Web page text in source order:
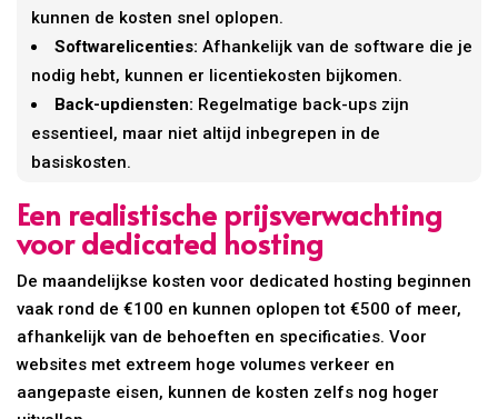
kunnen de kosten snel oplopen.
Softwarelicenties: Afhankelijk van de software die je
nodig hebt, kunnen er licentiekosten bijkomen.
Back-updiensten: Regelmatige back-ups zijn
essentieel, maar niet altijd inbegrepen in de
basiskosten.
Een realistische prijsverwachting
voor dedicated hosting
De maandelijkse kosten voor dedicated hosting beginnen
vaak rond de €100 en kunnen oplopen tot €500 of meer,
afhankelijk van de behoeften en specificaties. Voor
websites met extreem hoge volumes verkeer en
aangepaste eisen, kunnen de kosten zelfs nog hoger